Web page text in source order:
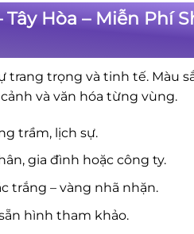
Hòa – Miễn Phí
trang trọng và tinh tế. Màu
và văn hóa từng vùng.
trầm, lịch sự.
gia đình hoặc công ty.
trắng – vàng nhã nhặn.
hình tham khảo.